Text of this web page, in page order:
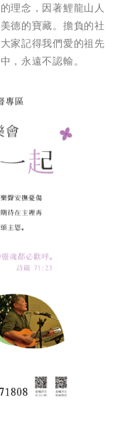
理念，因著鯉龍山人
德的寶藏。擔負的社
家記得我們愛的祖先
，永遠不認輸。